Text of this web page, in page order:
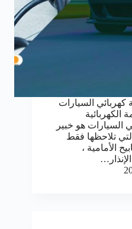
كهربائي السيارات
السيارات هو خبير
تلاحظها فقط
الأمامية ،